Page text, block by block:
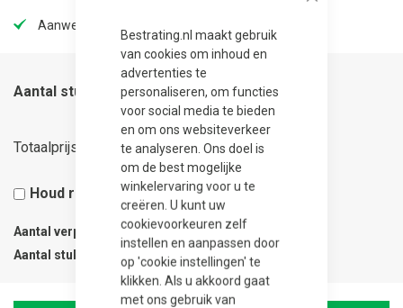
Bestrating.nl maakt gebruik
van cookies om inhoud en
advertenties te
personaliseren, om functies
voor social media te bieden
en om ons websiteverkeer
te analyseren. Ons doel is
om de best mogelijke
winkelervaring voor u te
creëren. U kunt uw
cookievoorkeuren zelf
instellen en aanpassen door
op 'cookie instellingen' te
klikken. Als u akkoord gaat
met ons gebruik van
Aanwezig in onze showtuin
Aantal stuks
Totaalprijs 90,00
Houd rekening met 5% snijverlies
Aantal verpakkingen 0.2
Aantal stuks